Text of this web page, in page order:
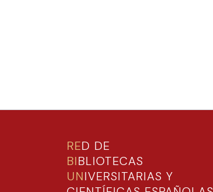
RED DE
BIBLIOTECAS
UNIVERSITARIAS Y